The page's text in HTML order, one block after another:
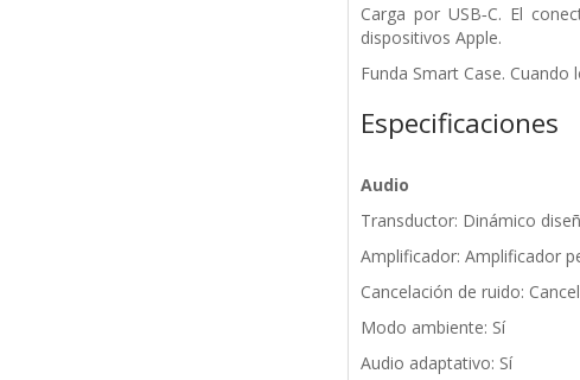
Carga por USB‑C. El
dispositivos Apple.
Funda Smart Case.
Especificaciones
Audio
Transductor: Dinámico
Amplificador: Amplificador
Cancelación de ruido:
Modo ambiente: Sí
Audio adaptativo: Sí